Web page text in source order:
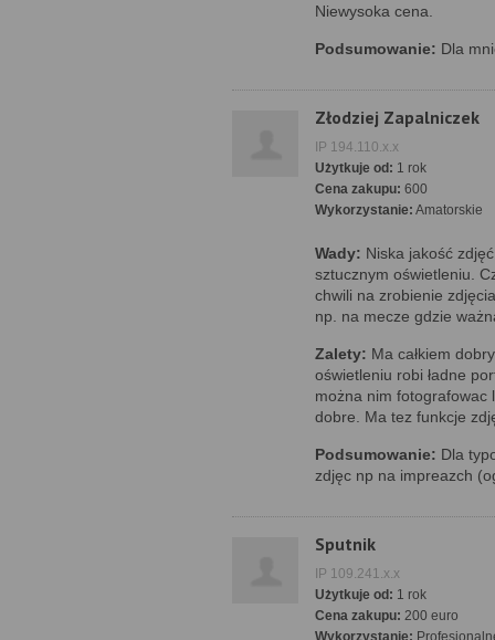
Niewysoka cena.
Podsumowanie: Dla
Złodziej Zapalniczek
IP 194.110.x.x
Użytkuje od: 1 rok
Cena zakupu: 600
Wykorzystanie: Amatorskie
Wady: Niska jakość
sztucznym oświetleniu.
chwili na zrobienie
np. na mecze gdzie
Zalety: Ma całkiem
oświetleniu robi ładne
można nim fotografowac
dobre. Ma tez funkcje
Podsumowanie: Dla
zdjęc np na impreazch
Sputnik
IP 109.241.x.x
Użytkuje od: 1 rok
Cena zakupu: 200 euro
Wykorzystanie: